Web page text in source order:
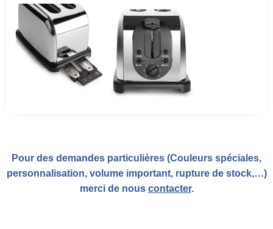
Pour des demandes particulières (Couleurs spéciales,
personnalisation, volume important, rupture de stock,…)
merci de nous contacter.